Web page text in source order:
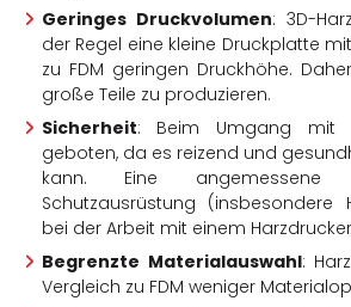
Geringes Druckvolumen: 3D-
der Regel eine kleine Druckplatte
zu FDM geringen Druckhöhe.
große Teile zu produzieren.
Sicherheit: Beim Umgang mit
geboten, da es reizend und
kann. Eine angemessene
Schutzausrüstung (insbesondere
bei der Arbeit mit einem
Begrenzte Materialauswahl:
Vergleich zu FDM weniger